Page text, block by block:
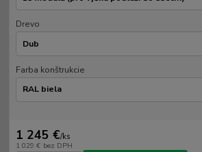
Drevo
Farba konštrukcie
1 245 €/ks
1 029 € bez DPH